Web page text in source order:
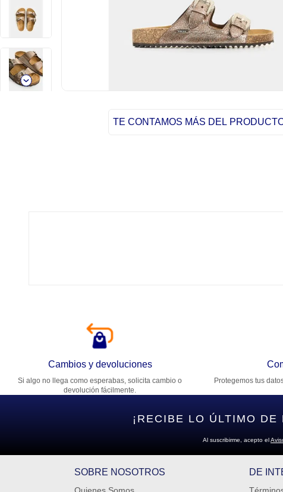
TE CONTAMOS MÁS DEL
Cambios y devoluciones
Si algo no llega como esperabas, solicita cambio o
devolución fácilmente.
Protegemos tus
¡RECIBE LO ÚLTIMO DE
Al suscribirme, acepto el
SOBRE NOSOTROS DE